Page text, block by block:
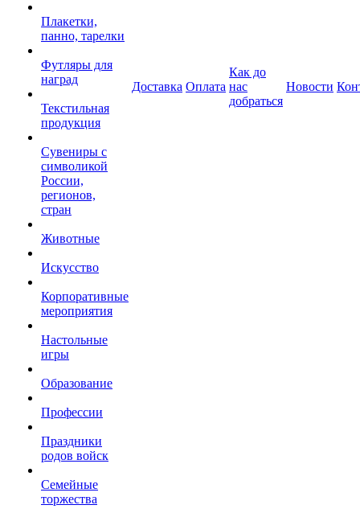
Плакетки,
панно, тарелки
Футляры для
наград
Текстильная
продукция
Сувениры с
символикой
России,
регионов,
стран
Животные
Искусство
Корпоративные
мероприятия
Настольные
игры
Образование
Профессии
Праздники
родов войск
Семейные
торжества
Доставка Оплата
Как до
нас
добраться
Новости